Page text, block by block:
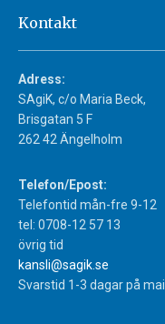
Kontakt
Adress:
SAgiK, c/o Maria Beck,
Brisgatan 5 F
262 42 Ängelholm
Telefon/Epost:
Telefontid mån-fre 9-12
tel: 0708-12 57 13
övrig tid
kansli@sagik.se
Svarstid 1-3 dagar på mail.